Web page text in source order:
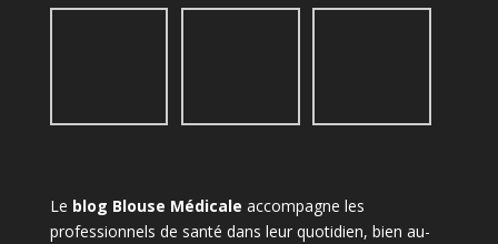
Le blog Blouse Médicale accompagne les
professionnels de santé dans leur quotidien, bien au-